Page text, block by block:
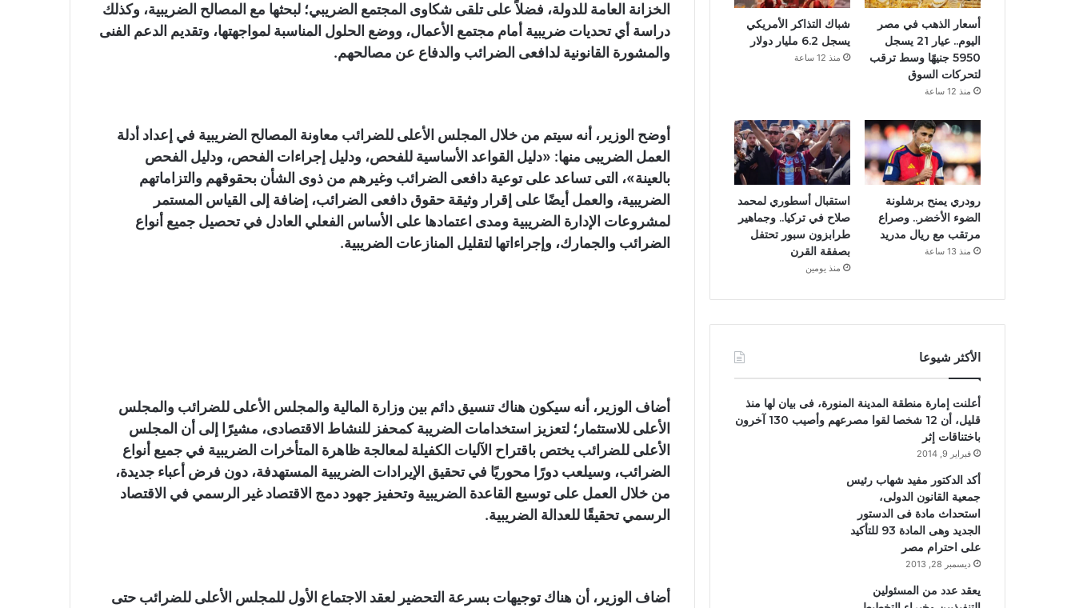
الخزانة العامة للدولة، فضلاً على تلقى شكاوى المجتمع الضريبي؛ لبحثها مع المصالح الضريبية، وكذلك
دراسة أي تحديات ضريبية أمام مجتمع الأعمال، ووضع الحلول المناسبة لمواجهتها، وتقديم الدعم الفنى
والمشورة القانونية لدافعى الضرائب والدفاع عن مصالحهم.
أوضح الوزير، أنه سيتم من خلال المجلس الأعلى للضرائب معاونة المصالح الضريبية في إعداد أدلة
العمل الضريبى منها: «دليل القواعد الأساسية للفحص، ودليل إجراءات الفحص، ودليل الفحص
بالعينة»، التى تساعد على توعية دافعى الضرائب وغيرهم من ذوى الشأن بحقوقهم والتزاماتهم
الضريبية، والعمل أيضًا على إقرار وثيقة حقوق دافعى الضرائب، إضافة إلى القياس المستمر
لمشروعات الإدارة الضريبية ومدى اعتمادها على الأساس الفعلي العادل في تحصيل جميع أنواع
الضرائب والجمارك، وإجراءاتها لتقليل المنازعات الضريبية.
أضاف الوزير، أنه سيكون هناك تنسيق دائم بين وزارة المالية والمجلس الأعلى للضرائب والمجلس
الأعلى للاستثمار؛ لتعزيز استخدامات الضريبة كمحفز للنشاط الاقتصادى، مشيرًا إلى أن المجلس
الأعلى للضرائب يختص باقتراح الآليات الكفيلة لمعالجة ظاهرة المتأخرات الضريبية في جميع أنواع
الضرائب، وسيلعب دورًا محوريًا في تحقيق الإيرادات الضريبية المستهدفة، دون فرض أعباء جديدة،
من خلال العمل على توسيع القاعدة الضريبية وتحفيز جهود دمج الاقتصاد غير الرسمي في الاقتصاد
الرسمي تحقيقًا للعدالة الضريبية.
أضاف الوزير، أن هناك توجيهات بسرعة التحضير لعقد الاجتماع الأول للمجلس الأعلى للضرائب حتى
أسعار الذهب في مصر
اليوم.. عيار 21 يسجل
5950 جنيهًا وسط ترقب
لتحركات السوق
منذ 12 ساعة
شباك التذاكر الأمريكي
يسجل 6.2 مليار دولار
منذ 12 ساعة
رودري يمنح برشلونة
الضوء الأخضر.. وصراع
مرتقب مع ريال مدريد
منذ 13 ساعة
استقبال أسطوري لمحمد
صلاح في تركيا.. وجماهير
طرابزون سبور تحتفل
بصفقة القرن
منذ يومين
الأكثر شيوعا
أعلنت إمارة منطقة المدينة المنورة، فى بيان لها منذ
قليل، أن 12 شخصا لقوا مصرعهم وأصيب 130 آخرون
باختناقات إثر
فبراير 9, 2014
أكد الدكتور مفيد شهاب رئيس
جمعية القانون الدولى،
استحداث مادة فى الدستور
الجديد وهى المادة 93 للتأكيد
على احترام مصر
ديسمبر 28, 2013
يعقد عدد من المسئولين